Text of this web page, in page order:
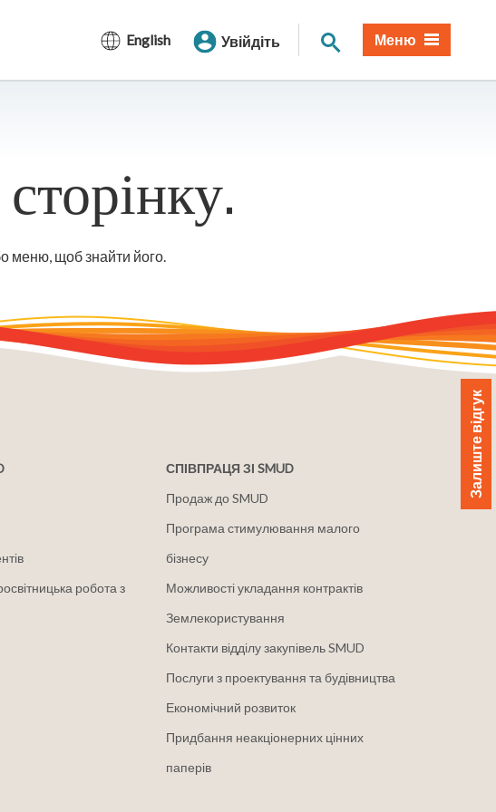
English Увійдіть Пошук по сайту
Меню
меню, щоб знайти його.
робота з
СПІВПРАЦЯ ЗІ SMUD
Продаж до SMUD
Програма стимулювання малого
бізнесу
Можливості укладання контрактів
Землекористування
Контакти відділу закупівель SMUD
Послуги з проектування та будівництва
Економічний розвиток
Придбання неакціонерних цінних
паперів
Залиште відгук